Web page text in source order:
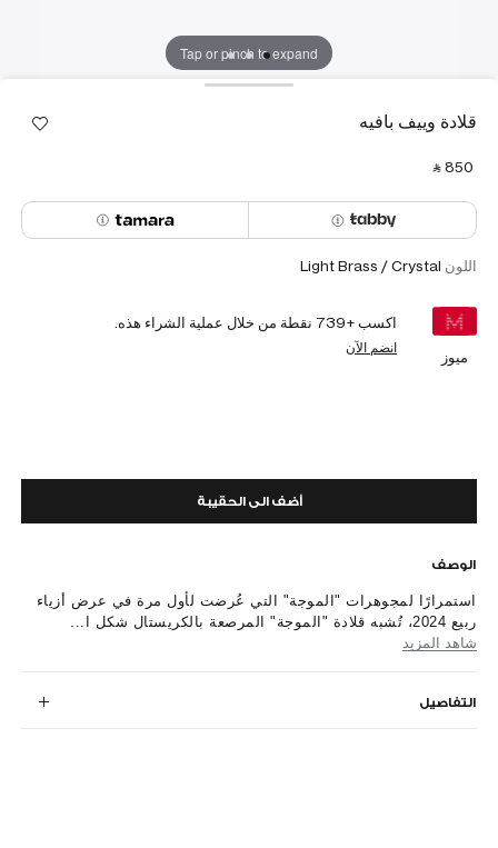
Tap or pinch to expand
قلادة وييف بافيه
‎ ⃁ ⁦850⁩ ‎
اللون Light Brass / Crystal
ميوز
اكسب +739 نقطة من خلال عملية الشراء هذه.
انضم الآن
أضف الى الحقيبة
الوصف
استمرارًا لمجوهرات "الموجة" التي عُرضت لأول مرة في عرض أزياء
ربيع 2024، تُشبه قلادة "الموجة" المرصعة بالكريستال شكل ا...
شاهد المزيد
التفاصيل